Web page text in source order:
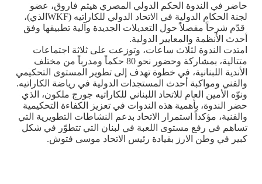
حاضر في الندوة الحكم الدولي المصري هيثم فاروق، عضو
لجنة الحكام الدولية في الاتحاد الدولي للكاراتيه (WKF الذي)،
قدّم شرحاً مفصلاً حول التعديلات الجديدة وآلية تطبيقها وفق
أحدث الأنظمة والمعايير الدولية.
امتدت الندوة لثلاث ساعات، وتوزعت على ثلاثة اجتماعات
متتالية، بمشاركة وحضور نحو 80 حكماً ومدرباً من مختلف
الأندية اللبنانية، في خطوة تهدف إلى تطوير المستوى التحكيمي
والفني ومواكبة أحدث المستجدات الدولية في رياضة الكاراتيه.
ونوّه الأمين العام للاتحاد اللبناني للكاراتيه جورج ملكون، الذي
حضر الندوة، بأهمية هذه الندوات في تعزيز الكفاءة التحكيمية
والفنية، مؤكداً استمرار الاتحاد بدعم النشاطات التطويرية التي
تساهم في رفع مستوى اللعبة في لبنان التي تتطوّر في شكل
كبير في وطن الارز بقيادة رئيس الاتحاد موسى فتوش.